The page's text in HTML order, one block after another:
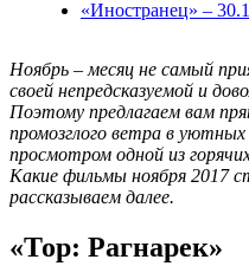
«Иностранец» –
Ноябрь – месяц не самый
своей непредсказуемой и
Поэтому предлагаем вам
промозглого ветра в уютных
просмотром одной из
Какие фильмы ноября 2017
рассказываем далее.
«Тор: Рагнарек»